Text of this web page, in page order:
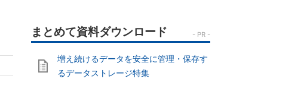
増え続けるデータを安全に管理・保存す
るデータストレージ特集